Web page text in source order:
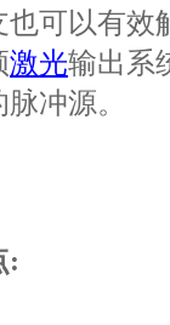
也可以有效
激光输出系
冲源。
: